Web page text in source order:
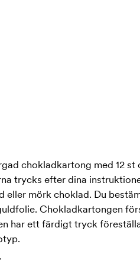
chokladkartong med 12
trycks efter dina
eller mörk choklad. Du
Chokladkartongen
har ett färdigt tryck